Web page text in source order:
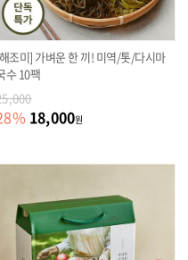
조미] 가벼운 한 끼! 미역/톳/다시마
수 10팩
% 18,000원